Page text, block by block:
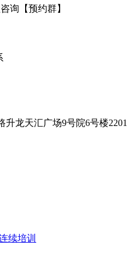
询【预约群】
升龙天汇广场9号院6号楼2201
续培训